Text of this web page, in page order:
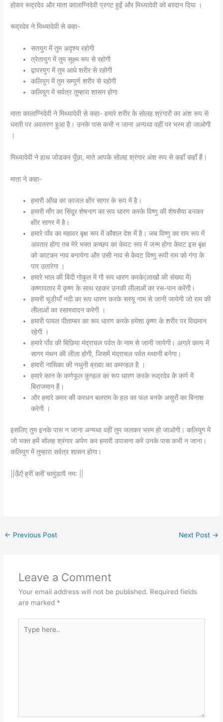
होकर रूद्रदेव और माता कालाग्निदेवी प्रगट हुईं और मिथ्यादेवी को बरदान दिया ।
रूद्रदेव ने मिथ्यादेवी से कहा-
सतयुग में तुम अदृश्य रहोगी
त्रेतायुग में तुम सूक्ष्म रूप से रहोगी
द्वापरयुग में तुम आधे शरीर से रहोगी
कलियुग में तुम सम्पूर्ण शरीर से रहोगी
कलियुग में सर्वत्र तुम्हारा शासन होगा
माता कालाग्निदेवी ने मिथ्यादेवी से कहा- हमारे शरीर के सोलह श्रंगारों का अंश रूप से
धरती पर अवतरण हुआ है। उनके पास कभी न जाना अन्यथा वहीं पर भस्म हो जाओगी
।
मिथ्यादेवी ने हाथ जोडकर पूँछा, माते आपके सोलह श्रंगार अंश रूप से कहाँ कहाँ हैं।
माता ने कहा-
हमारी आँख का काजल क्षीर सागर के रूप में है।
हमारी माँग का सिंदूर शेषनाग का रूप धारण करके विष्णु की शेषसैया बनकर
क्षीर सागर में है।
हमारे पाँव का महावर बृक्ष रूप में कौशल देश में है। जब विष्णु का राम रूप में
अवतार होगा तब मेरे भक्त कच्छप का केवट रूप में जन्म होगा केवट इस बृक्ष
को काटकर नाव बनायेगा और उसी नाव से केवट विष्णु रूपी राम को गंगा के
पार उतारेगा ।
हमारे भाल की बिंदी गोकुल में गौ रूप धारण करके(लाखों की संख्या में)
कष्णावतार में कृष्ण के साथ रहकर उनकी लीलाओं का रस-पान करेंगी।
हमारी चूडीयाँ नदी का रूप धारण करके सरयू नाम से जानी जायेगी जो राम की
लीलाओं का रसास्वादन करेगी ।
हमारी पायल पीताम्बर का रूप धारण करके हमेशा कृष्ण के शरीर पर विद्यमान
रहेगी ।
हमारे पाँव की बिछिया मंद्राचल पर्वत के नाम से जानी जायेगी। अगले कल्प में
सागर मंथन की लीला होगी, जिसमें मंद्राचल पर्वत मथानी बनेगा।
हमारी नासिका की नथुनी ब्रह्मा का कमन्डल है ।
हमारे कान के कर्णफूल कुन्डल का रूप धारण करके रूद्रदेव के कर्ण में
बिराजमान हैं।
और हमारे कमर की करधन बलराम के हल का फल बनके असुरों का बिनाश
करेगी ।
इसलिए तुम इनके पास न जाना अन्यथा वहीं तुम जलकर भस्म हो जाओगी। कलियुग में
जो भक्त हमें सोलह श्रंगार अर्पण कर हमारी उपासना करें उनके पास कभी न जाना।
कलियुग में तुम्हारा सर्वत्र शासन होगा।
||ऊँऐं ह्रीं क्लीं चामुंडायै नम: ||
← Previous Post Next Post →
Leave a Comment
Your email address will not be published. Required fields
are marked *
here..